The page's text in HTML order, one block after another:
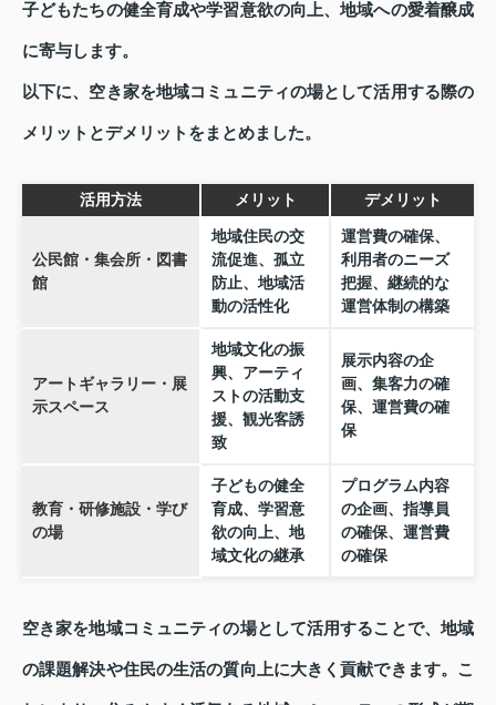
子どもたちの健全育成や学習意欲の向上、地域への愛着醸成
に寄与します。
以下に、空き家を地域コミュニティの場として活用する際の
メリットとデメリットをまとめました。
活用方法 メリット デメリット
公民館・集会所・図書
館
地域住民の交
流促進、孤立
防止、地域活
動の活性化
運営費の確保、
利用者のニーズ
把握、継続的な
運営体制の構築
アートギャラリー・展
示スペース
地域文化の振
興、アーティ
ストの活動支
援、観光客誘
致
展示内容の企
画、集客力の確
保、運営費の確
保
教育・研修施設・学び
の場
子どもの健全
育成、学習意
欲の向上、地
域文化の継承
プログラム内容
の企画、指導員
の確保、運営費
の確保
空き家を地域コミュニティの場として活用することで、地域
の課題解決や住民の生活の質向上に大きく貢献できます。こ